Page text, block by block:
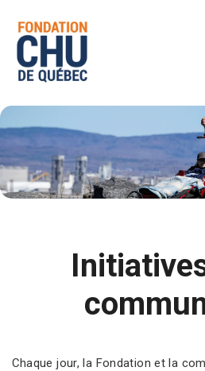
Chaque jour, la Fondation et la